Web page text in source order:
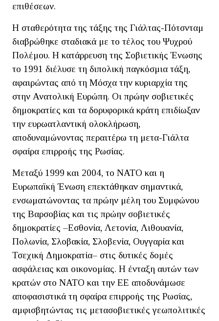
επιθέσεων.
Η σταθερότητα της τάξης της Γιάλτας-Πότσνταμ
διαβρώθηκε σταδιακά με το τέλος του Ψυχρού
Πολέμου. Η κατάρρευση της Σοβιετικής Ένωσης
το 1991 διέλυσε τη διπολική παγκόσμια τάξη,
αφαιρώντας από τη Μόσχα την κυριαρχία της
στην Ανατολική Ευρώπη. Οι πρώην σοβιετικές
δημοκρατίες και τα δορυφορικά κράτη επιδίωξαν
την ευρωατλαντική ολοκλήρωση,
αποδυναμώνοντας περαιτέρω τη μετα-Γιάλτα
σφαίρα επιρροής της Ρωσίας.
Μεταξύ 1999 και 2004, το ΝΑΤΟ και η
Ευρωπαϊκή Ένωση επεκτάθηκαν σημαντικά,
ενσωματώνοντας τα πρώην μέλη του Συμφώνου
της Βαρσοβίας και τις πρώην σοβιετικές
δημοκρατίες –Εσθονία, Λετονία, Λιθουανία,
Πολωνία, Σλοβακία, Σλοβενία, Ουγγαρία και
Τσεχική Δημοκρατία– στις δυτικές δομές
ασφάλειας και οικονομίας. Η ένταξη αυτών των
κρατών στο ΝΑΤΟ και την ΕΕ αποδυνάμωσε
αποφασιστικά τη σφαίρα επιρροής της Ρωσίας,
αμφισβητώντας τις μετασοβιετικές γεωπολιτικές